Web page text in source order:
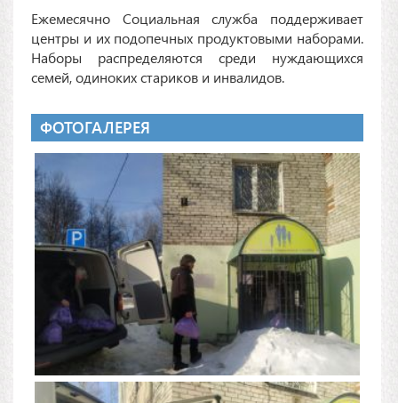
Ежемесячно Социальная служба поддерживает
центры и их подопечных продуктовыми наборами.
Наборы распределяются среди нуждающихся
семей, одиноких стариков и инвалидов.
ФОТОГАЛЕРЕЯ